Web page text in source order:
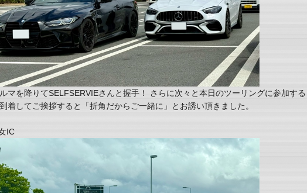
マを降りてSELFSERVIEさんと握手！ さらに次々と本日のツーリングに参加する
着してご挨拶すると「折角だからご一緒に」とお誘い頂きました。
IC